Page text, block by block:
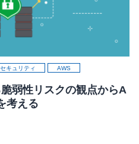
セキュリティ AWS
弱性リスクの観点からA
考える